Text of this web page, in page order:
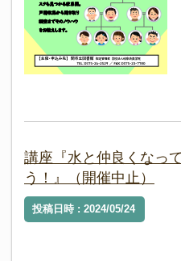
講座『水と仲良くなっ
う！』（開催中止）
投稿日時 : 2024/05/24